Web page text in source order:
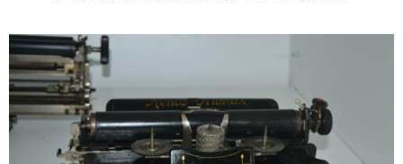
Odtwarzacz
plików
dźwiękowych